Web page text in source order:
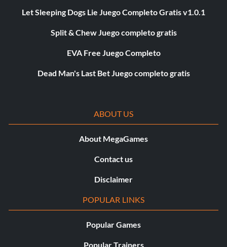
Let Sleeping Dogs Lie Juego Completo Gratis v1.0.1
Split & Chew Juego completo gratis
EVA Free Juego Completo
Dead Man's Last Bet Juego completo gratis
ABOUT US
About MegaGames
Contact us
Disclaimer
POPULAR LINKS
Popular Games
Popular Trainers